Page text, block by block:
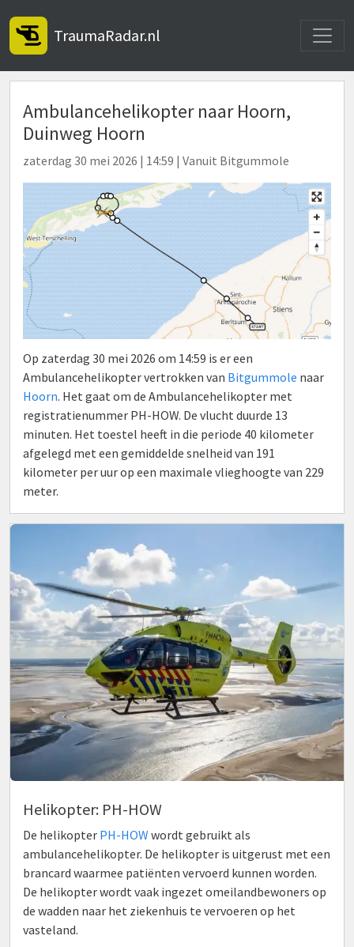
TraumaRadar.nl
Ambulancehelikopter naar Hoorn,
Duinweg Hoorn
zaterdag 30 mei 2026 | 14:59 | Vanuit Bitgummole
Op zaterdag 30 mei 2026 om 14:59 is er een
Ambulancehelikopter vertrokken van Bitgummole naar
Hoorn. Het gaat om de Ambulancehelikopter met
registratienummer PH-HOW. De vlucht duurde 13
minuten. Het toestel heeft in die periode 40 kilometer
afgelegd met een gemiddelde snelheid van 191
kilometer per uur op een maximale vlieghoogte van 229
meter.
Helikopter: PH-HOW
De helikopter PH-HOW wordt gebruikt als
ambulancehelikopter. De helikopter is uitgerust met een
brancard waarmee patiënten vervoerd kunnen worden.
De helikopter wordt vaak ingezet omeilandbewoners op
de wadden naar het ziekenhuis te vervoeren op het
vasteland.